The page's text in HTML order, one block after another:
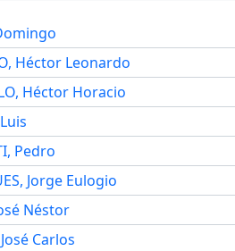
Héctor Leonardo
Héctor Horacio
Pedro
Jorge Eulogio
Néstor
Carlos